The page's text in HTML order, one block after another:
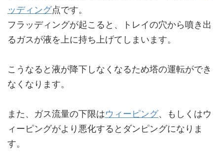
ッディング点です。
フラッディングが起こると、トレイの穴から噴き出
るガスが液を上に持ち上げてしまいます。
こうなると液が降下しなくなるため塔の運転ができ
なくなります。
また、ガス流量の下限はウィーピング、もしくはウ
ィーピングがより悪化するとダンピングになりま
す。